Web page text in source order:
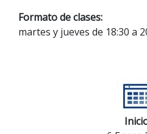
Formato de clases:
martes y jueves de 18:30 a